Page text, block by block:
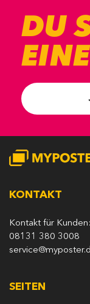
DU
KONTAKT
Kontakt für Kunden:
08131 380 3008
SEITEN